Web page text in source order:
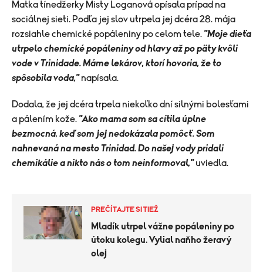
Matka tínedžerky Misty Loganová opísala prípad na
sociálnej sieti. Podľa jej slov utrpela jej dcéra 28. mája
rozsiahle chemické popáleniny po celom tele. "Moje dieťa
utrpelo chemické popáleniny od hlavy až po päty kvôli
vode v Trinidade. Máme lekárov, ktorí hovoria, že to
spôsobila voda,"napísala.
Dodala, že jej dcéra trpela niekoľko dní silnými bolesťami
a pálením kože. "Ako mama som sa cítila úplne
bezmocná, keď som jej nedokázala pomôcť. Som
nahnevaná na mesto Trinidad. Do našej vody pridali
chemikálie a nikto nás o tom neinformoval,"uviedla.
PREČÍTAJTE SI TIEŽ
Mladík utrpel vážne popáleniny po
útoku kolegu. Vylial naňho žeravý
olej